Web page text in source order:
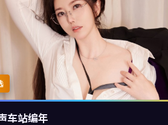
车站编年